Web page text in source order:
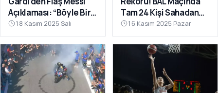
Açıklaması: “Böyle Bir
Fırsat Olursa,
Galatasaray İçin
Faydalı Olabilir”
18 Kasım 2025 Salı
Tam 24 Kişi Sahadan
Atıldı
16 Kasım 2025 Pazar